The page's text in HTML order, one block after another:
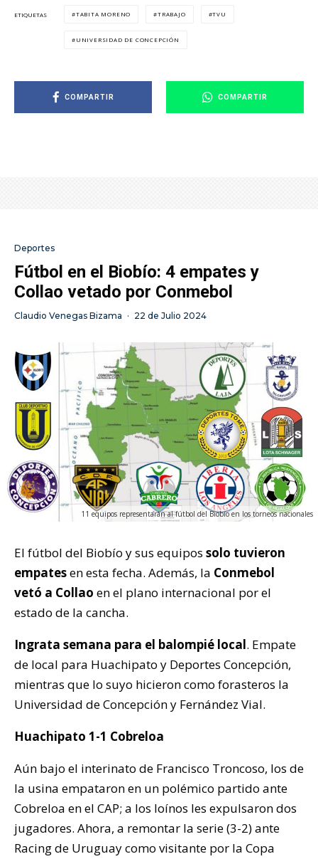
ETIQUETAS TABITA MORENO TRABAJO TVU
UNIVERSIDAD DE CONCEPCIÓN
COMPARTIR COMPARTIR
Deportes
Fútbol en el Biobío: 4 empates y
Collao vetado por Conmebol
Claudio Venegas Bizama · 22 de Julio 2024
11 equipos representarán al fútbol del Biobío en los torneos nacionales
El fútbol del Biobío y sus equipos solo tuvieron
empatesen esta fecha. Además, la Conmebol
vetó a Collao en el plano internacional por el
estado de la cancha.
Ingrata semana para el balompié local. Empate
de local para Huachipato y Deportes Concepción,
mientras que lo suyo hicieron como forasteros la
Universidad de Concepción y Fernández Vial.
Huachipato 1-1 Cobreloa
Aún bajo el interinato de Francisco Troncoso, los de
la usina empataron en un polémico partido ante
Cobreloa en el CAP; a los loínos les expulsaron dos
jugadores. Ahora, a remontar la serie (3-2) ante
Racing de Uruguay como visitante por la Copa